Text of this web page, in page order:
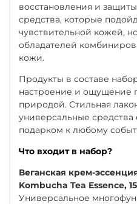
восстановления и
средства, которые
чувствительной кожей,
обладателей
кожи.
Продукты в составе
настроение и ощущение
природой. Стильная
универсальные средства
подарком к любому
Что входит в набор?
Веганская крем-
Kombucha Tea Essence,
Универсальное